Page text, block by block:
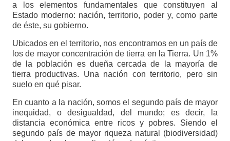
a los elementos fundamentales que constituyen al
Estado moderno: nación, territorio, poder y, como parte
de éste, su gobierno.
Ubicados en el territorio, nos encontramos en un país de
los de mayor concentración de tierra en la Tierra. Un 1%
de la población es dueña cercada de la mayoría de
tierra productivas. Una nación con territorio, pero sin
suelo en qué pisar.
En cuanto a la nación, somos el segundo país de mayor
inequidad, o desigualdad, del mundo; es decir, la
distancia económica entre ricos y pobres. Siendo el
segundo país de mayor riqueza natural (biodiversidad)